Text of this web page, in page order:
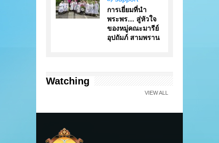
การเยี่ยมที่นำ
พระพร… สู่หัวใจ
ของหมู่คณะมารีย์
อุปถัมภ์ สามพราน
Watching
VIEW ALL